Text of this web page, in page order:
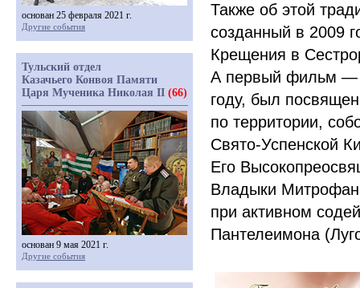
Также об этой
созданный в 2009
Крещения в
А первый фильм —
году, был
по территории,
Свято-Успенской
Его
Владыки
при активном
Пантелеимона
основан 25 февраля 2021 г.
Другие события
Тульский отдел
Казачьего Конвоя Памяти
Царя Мученика Николая II (66)
основан 9 мая 2021 г.
Другие события